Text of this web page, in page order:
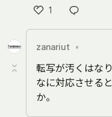
1
い
ね
zanariut •
転写が汚くはな
なに対応させる
か。